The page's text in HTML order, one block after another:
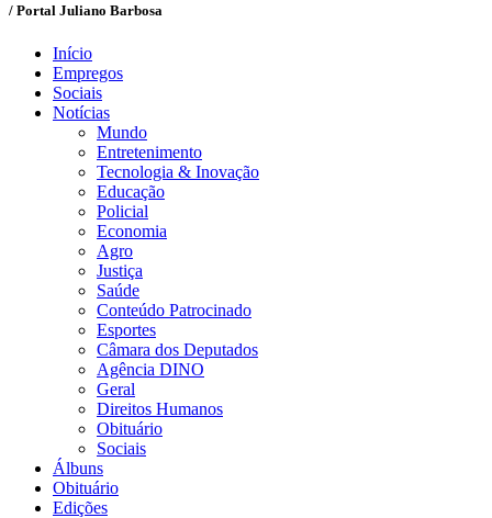
/ Portal Juliano Barbosa
Início
Empregos
Sociais
Notícias
Mundo
Entretenimento
Tecnologia & Inovação
Educação
Policial
Economia
Agro
Justiça
Saúde
Conteúdo Patrocinado
Esportes
Câmara dos Deputados
Agência DINO
Geral
Direitos Humanos
Obituário
Sociais
Álbuns
Obituário
Edições